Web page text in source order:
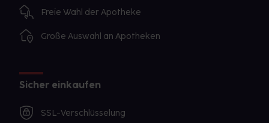
Freie Wahl der Apotheke
Große Auswahl an Apotheken
Sicher einkaufen
SSL-Verschlüsselung